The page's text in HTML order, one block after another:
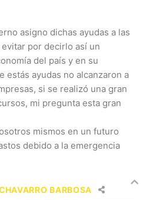
asigno dichas ayudas a las
por decirlo así un
del país y en su
estás ayudas no alcanzaron a
si se realizó una gran
mi pregunta esta gran
mismos en un futuro
debido a la emergencia
BARBOSA